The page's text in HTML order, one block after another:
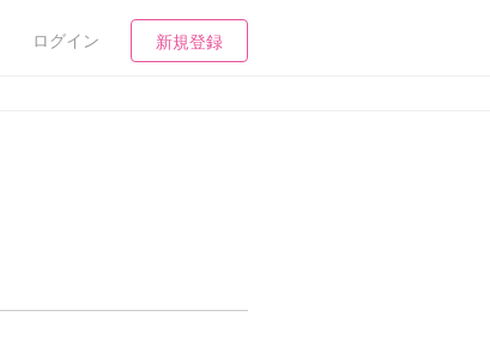
ログイン 新規登録